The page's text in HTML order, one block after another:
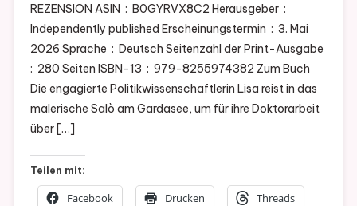
Sinnlichkeit
In
Salò
Von
Claire
Stern
REZENSION ASIN ‏ : ‎ B0GYRVX8C2 Herausgeber ‏ : ‎
Independently published Erscheinungstermin ‏ : ‎ 3. Mai
2026 Sprache ‏ : ‎ Deutsch Seitenzahl der Print-Ausgabe ‏
: ‎ 280 Seiten ISBN-13 ‏ : ‎ 979-8255974382 Zum Buch
Die engagierte Politikwissenschaftlerin Lisa reist in das
malerische Salò am Gardasee, um für ihre Doktorarbeit
über […]
Teilen mit:
Facebook Drucken Threads